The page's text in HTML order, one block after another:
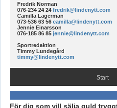
Fredrik Norman
076-234 24 24 fredrik@lindenytt.com
Camilla Lagerman
073-536 63 56 camilla@lindenytt.com
Jennie Einarsson
076-185 86 85 jennie@lindenytt.com
Sportredaktion
Timmy Lundegård
timmy@lindenytt.com
Start
För dig som vill sälja guld